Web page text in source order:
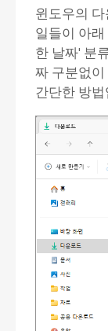
윈도우의
일들이 아
한 날짜' 분
짜 구분없
간단한 방법